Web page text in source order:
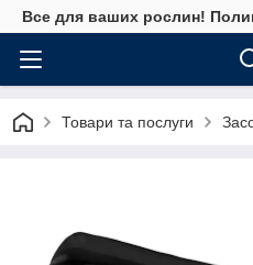
Все для ваших рослин!
Товари та послуги